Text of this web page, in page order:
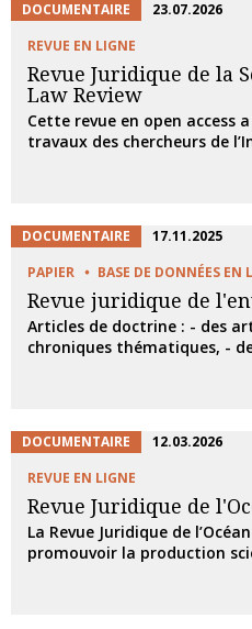
DOCUMENTAIRE
23.07.2026
REVUE EN LIGNE
Revue Juridique de la
Law Review
Cette revue en open access
travaux des chercheurs de
DOCUMENTAIRE
17.11.2025
PAPIER
BASE DE DONNÉES EN
Revue juridique de
Articles de doctrine : - des
chroniques thématiques, -
DOCUMENTAIRE
12.03.2026
REVUE EN LIGNE
Revue Juridique de
La Revue Juridique de
promouvoir la production